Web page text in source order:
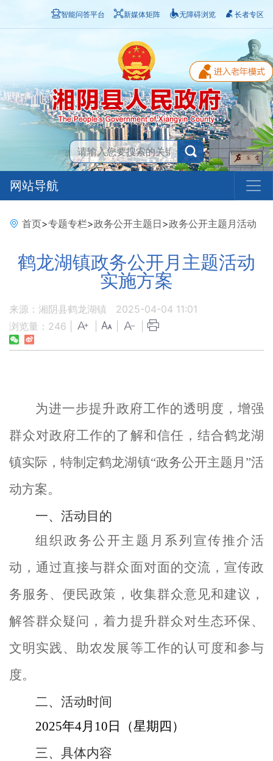
智能问答平台 新媒体矩阵 无障碍浏览 长者专区
网站导航
首页>专题专栏>政务公开主题日>政务公开主题月活动
鹤龙湖镇政务公开月主题活动
实施方案
来源：湘阴县鹤龙湖镇
2025-04-04 11:01
浏览量： 246
为进一步提升政府工作的透明度，增强
群众对政府工作的了解和信任， 结合鹤龙湖
镇实际，特制定鹤龙湖镇“政务公开主题月”活
动方案。
一、 活动目的
组织政务公开主题月 系列宣传推介活
动，通过直接与群众面对面的交流，宣传政
务服务、便民政策，收集群众意见和建议 ，
解答群众疑问，着力提升群众对生态环保、
文明实践、助农发展等工作的认可度和参与
度。
二、 活动时间
2025年4月10日（星期四）
三、 具体内容